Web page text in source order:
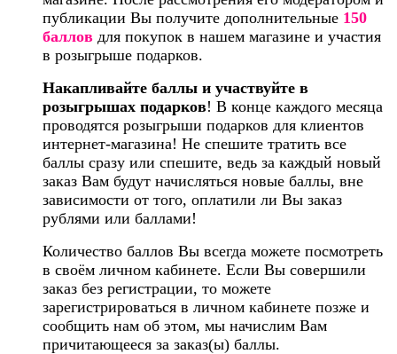
публикации Вы получите дополнительные 150
баллов для покупок в нашем магазине и участия
в розыгрыше подарков.
Накапливайте баллы и участвуйте в
розыгрышах подарков! В конце каждого месяца
проводятся розыгрыши подарков для клиентов
интернет-магазина! Не спешите тратить все
баллы сразу или спешите, ведь за каждый новый
заказ Вам будут начисляться новые баллы, вне
зависимости от того, оплатили ли Вы заказ
рублями или баллами!
Количество баллов Вы всегда можете посмотреть
в своём личном кабинете. Если Вы совершили
заказ без регистрации, то можете
зарегистрироваться в личном кабинете позже и
сообщить нам об этом, мы начислим Вам
причитающееся за заказ(ы) баллы.